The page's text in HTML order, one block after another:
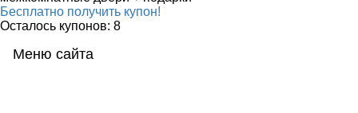
Бесплатно получить купон!
Осталось купонов: 8
Меню сайта